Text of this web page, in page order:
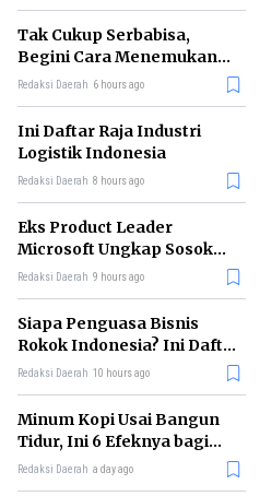
Tak Cukup Serbabisa,
Begini Cara Menemukan
'Spike' agar CV Dilirik HR
Redaksi Daerah 6 hours ago
Ini Daftar Raja Industri
Logistik Indonesia
Redaksi Daerah 8 hours ago
Eks Product Leader
Microsoft Ungkap Sosok
yang Paling Cocok
Redaksi Daerah 9 hours ago
Siapa Penguasa Bisnis
Rokok Indonesia? Ini Daftar
Perusahaan Terbesarnya
Redaksi Daerah 10 hours ago
Minum Kopi Usai Bangun
Tidur, Ini 6 Efeknya bagi
Kesehatan Tubuh
Redaksi Daerah a day ago